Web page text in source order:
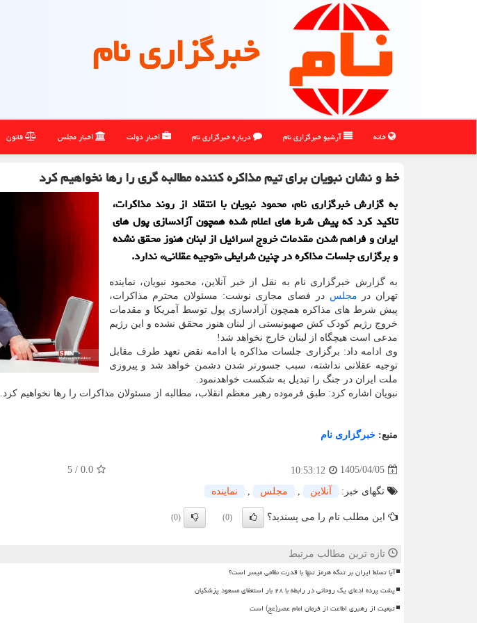
خبرگزاری نام
خانه آرشیو خبرگزاری نام درباره خبرگزاری نام اخبار دولت اخبار مجلس قانون
خط و نشان نبویان برای تیم مذاکره کننده مطالبه گری را رها نخواهیم کرد
به گزارش خبرگزاری نام، محمود نبویان با انتقاد از روند مذاکرات،
تاکید کرد که پیش شرط های اعلام شده همچون آزادسازی پول های
ایران و فراهم شدن مقدمات خروج اسرائیل از لبنان هنوز محقق نشده
و برگزاری جلسات مذاکره در چنین شرایطی «توجیه عقلانی» ندارد.
به گزارش خبرگزاری نام به نقل از خبر آنلاین، محمود نبویان، نماینده
تهران در مجلس در فضای مجازی نوشت: مسئولان محترم مذاکرات،
پیش شرط های مذاکره همچون آزادسازی پول توسط آمریکا و مقدمات
خروج رژیم کودک کش صهیونیستی از لبنان هنوز محقق نشده و این رژیم
مدعی است هیچگاه از لبنان خارج نخواهد شد!
وی ادامه داد: برگزاری جلسات مذاکره با ادامه نقض تعهد طرف مقابل
توجیه عقلانی نداشته، سبب جسورتر شدن دشمن خواهد شد و پیروزی
ملت ایران در جنگ را تبدیل به شکست خواهدنمود.
نبویان اشاره کرد: طبق فرموده رهبر معظم انقلاب، مطالبه از مسئولان مذاکرات را رها نخواهیم کرد.
منبع: خبرگزاری نام
1405/04/05
10:53:12
0.0
/
5
تگهای خبر: آنلاین مجلس نماینده
این مطلب نام را می پسندید؟ (0)
(0)
تازه ترین مطالب مرتبط
آیا تسلط ایران بر تنگه هرمز تنها با قدرت نظامی میسر است؟
پشت پرده ادعای یک روحانی در رابطه با ۲۸ بار استعفای مسعود پزشکیان
تبعیت از رهبری اطاعت از فرمان امام عصر(عج) است